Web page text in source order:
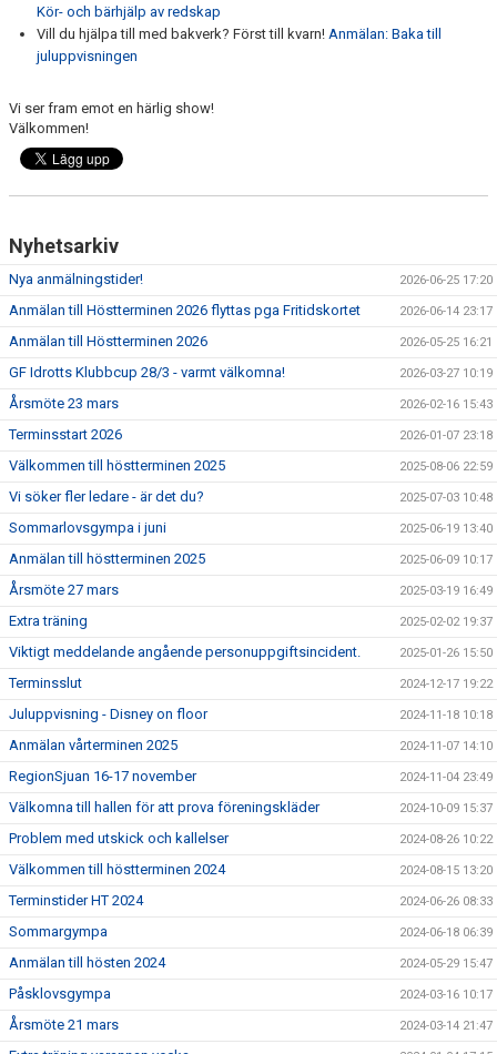
Kör- och bärhjälp av redskap
Vill du hjälpa till med bakverk? Först till kvarn! Anmälan: Baka till
juluppvisningen
Vi ser fram emot en härlig show!
Välkommen!
Nyhetsarkiv
Nya anmälningstider! 2026-06-25 17:20
Anmälan till Höstterminen 2026 flyttas pga Fritidskortet 2026-06-14 23:17
Anmälan till Höstterminen 2026 2026-05-25 16:21
GF Idrotts Klubbcup 28/3 - varmt välkomna! 2026-03-27 10:19
Årsmöte 23 mars 2026-02-16 15:43
Terminsstart 2026 2026-01-07 23:18
Välkommen till höstterminen 2025 2025-08-06 22:59
Vi söker fler ledare - är det du? 2025-07-03 10:48
Sommarlovsgympa i juni 2025-06-19 13:40
Anmälan till höstterminen 2025 2025-06-09 10:17
Årsmöte 27 mars 2025-03-19 16:49
Extra träning 2025-02-02 19:37
Viktigt meddelande angående personuppgiftsincident. 2025-01-26 15:50
Terminsslut 2024-12-17 19:22
Juluppvisning - Disney on floor 2024-11-18 10:18
Anmälan vårterminen 2025 2024-11-07 14:10
RegionSjuan 16-17 november 2024-11-04 23:49
Välkomna till hallen för att prova föreningskläder 2024-10-09 15:37
Problem med utskick och kallelser 2024-08-26 10:22
Välkommen till höstterminen 2024 2024-08-15 13:20
Terminstider HT 2024 2024-06-26 08:33
Sommargympa 2024-06-18 06:39
Anmälan till hösten 2024 2024-05-29 15:47
Påsklovsgympa 2024-03-16 10:17
Årsmöte 21 mars 2024-03-14 21:47